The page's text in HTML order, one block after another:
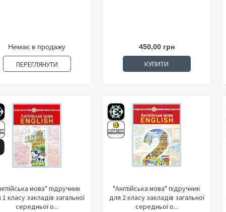
Немає в продажу
ПЕРЕГЛЯНУТИ
450,00 грн
КУПИТИ
мова" підручник
класу закладів загальної
середньої о...
"Англійська мова" підручник
для 2 класу закладів загальної
середньої о...